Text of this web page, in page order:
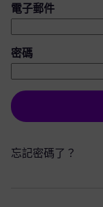
登入：使用者和密碼
電子郵件
密碼
忘記密碼了？